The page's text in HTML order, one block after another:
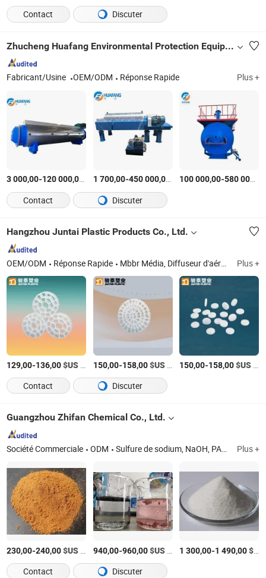
Contact
Discuter
Zhucheng Huafang Environmental Protection Equipment Co., Ltd.
Fabricant/Usine OEM/ODM Réponse Rapide Plus +
3 000,00-120 000,00 $US/Jeu
1 700,00-450 000,00 $US/Jeu
100 000,00-580 000,00
Contact Discuter
Hangzhou Juntai Plastic Products Co., Ltd.
OEM/ODM Réponse Rapide Mbbr Média, Diffuseur d'aération, Sédimentateurs tubulaires, Machine de déshydratation à vis, Diffuseur à disque, Diffuseur tubulaire, Filtre à tambour, Bloc biologique Plus +
129,00-136,00$US 150,00-158,00$US/CBM 150,00-158,00$US
Contact
Discuter
Guangzhou Zhifan Chemical Co., Ltd.
Société Commerciale ODM Sulfure de sodium, NaOH, PAC, PAM, carbonate de sodium, Acide oxalique, dioxyde de thiourée, composé alcalin, glucose industriel, acide citrique monohydraté Plus +
230,00-240,00$US 940,00-960,00$US/Tonne 1 300,00-1 490,00$US
Contact
Discuter